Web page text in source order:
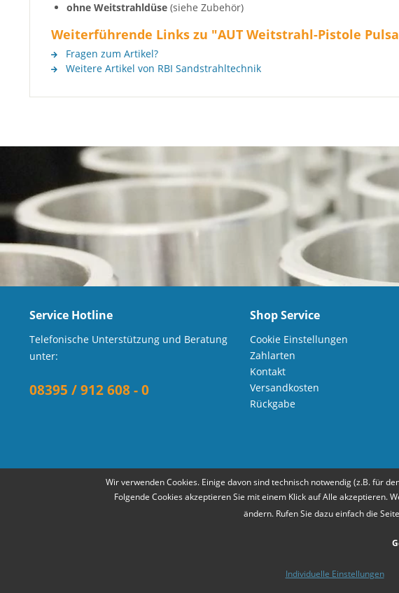
ohne Weitstrahldüse (siehe Zubehör)
Weiterführende Links zu "AUT Weitstrahl-Pistole
Fragen zum Artikel?
Weitere Artikel von RBI Sandstrahltechnik
Service Hotline
Telefonische Unterstützung und Beratung
unter:
08395 / 912 608 - 0
Shop Service
Cookie Einstellungen
Zahlarten
Kontakt
Versandkosten
Rückgabe
Wir verwenden Cookies. Einige davon sind technisch notwendig (z.B. für
Folgende Cookies akzeptieren Sie mit einem Klick auf Alle akzeptieren.
ändern. Rufen Sie dazu einfach die
Individuelle Einstellungen